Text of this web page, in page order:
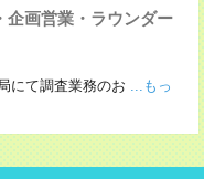
企画営業・ラウンダー
にて調査業務のお ...もっ